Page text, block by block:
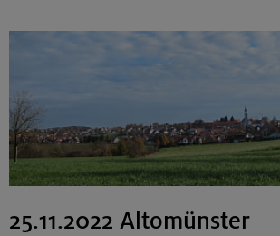
25.11.2022 Altomünster